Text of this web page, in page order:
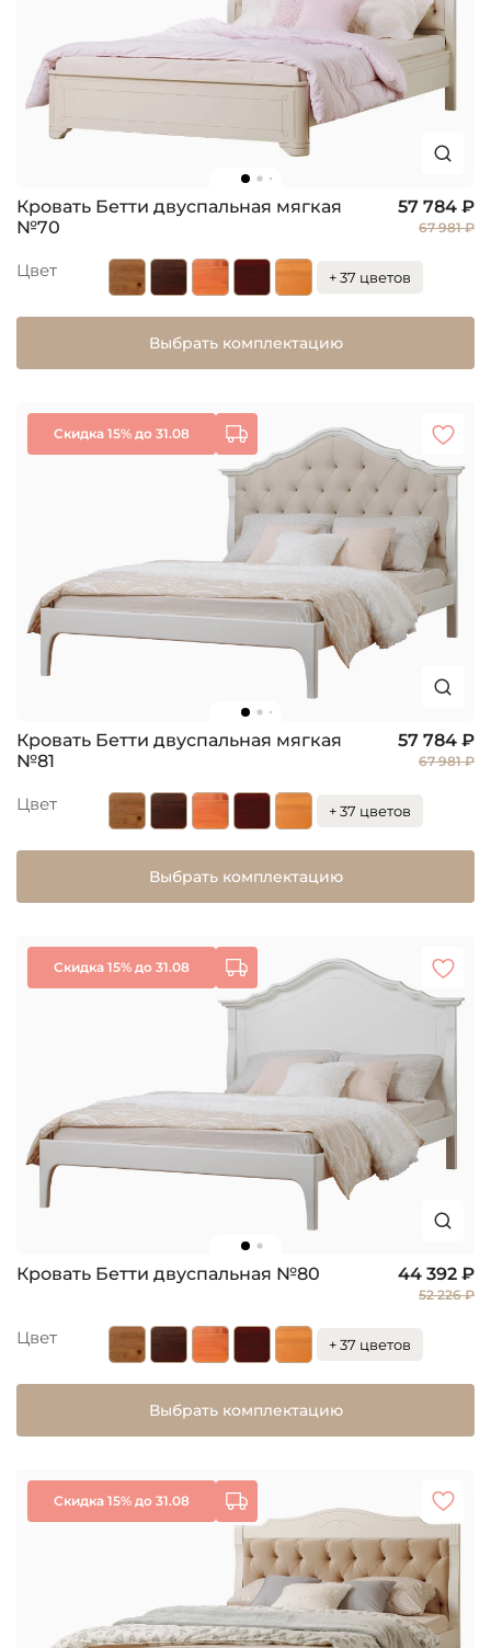
Кровать Бетти двуспальная мягкая
№70
57 784 ₽
67 981 ₽
Цвет + 37 цветов
Выбрать комплектацию
Скидка 15% до 31.08
Кровать Бетти двуспальная мягкая
№81
57 784 ₽
67 981 ₽
Цвет + 37 цветов
Выбрать комплектацию
Скидка 15% до 31.08
Кровать Бетти двуспальная №80 44 392 ₽
52 226 ₽
Цвет + 37 цветов
Выбрать комплектацию
Скидка 15% до 31.08